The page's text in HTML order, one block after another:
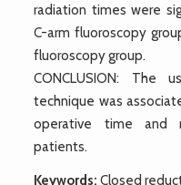
radiation times were
C-arm fluoroscopy
fluoroscopy group.
CONCLUSION:
technique was
operative time and
patients.
Keywords: Closed